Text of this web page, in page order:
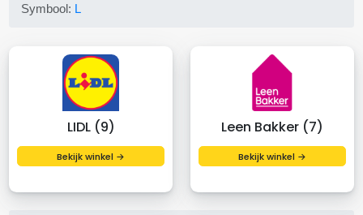
Symbool: L
LIDL (9)
Bekijk winkel →
Leen Bakker (7)
Bekijk winkel →